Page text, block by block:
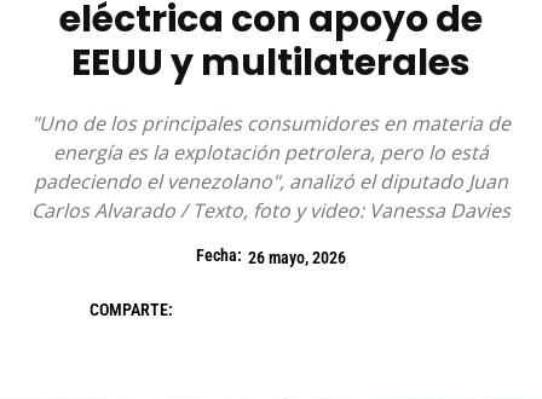
eléctrica con apoyo de
EEUU y multilaterales
"Uno de los principales consumidores en materia de
energía es la explotación petrolera, pero lo está
padeciendo el venezolano", analizó el diputado Juan
Carlos Alvarado / Texto, foto y video: Vanessa Davies
Fecha: 26 mayo, 2026
COMPARTE: